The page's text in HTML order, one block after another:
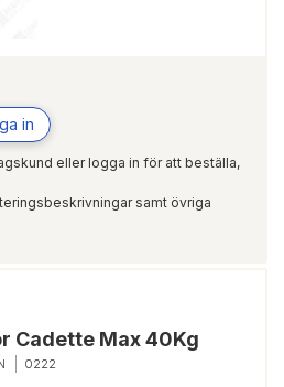
in
eller logga in för att beställa,
samt övriga
Cadette Max 40Kg
0222